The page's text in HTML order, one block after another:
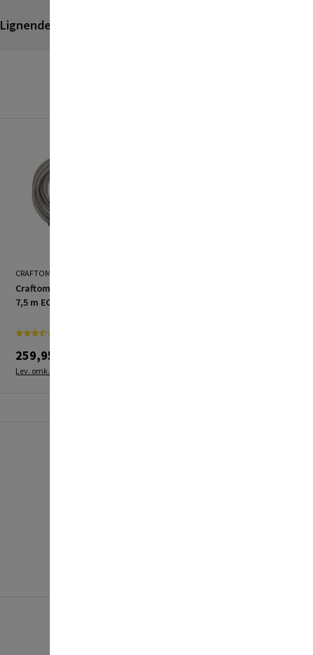
Lignende produkter
CRAFTOMAT
Craftomat trykluftslange
7,5 m ECO Ø6 mm
259,95 kr.
Lev. omk. tillægges